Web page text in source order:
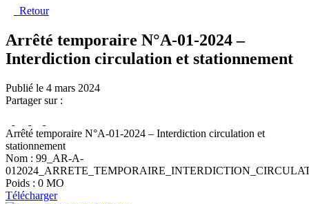
Retour
Arrêté temporaire N°A-01-2024 –
Interdiction circulation et stationnement
Publié le 4 mars 2024
Partager sur :
Arrêté temporaire N°A-01-2024 – Interdiction circulation et
stationnement
Nom : 99_AR-A-
Poids : 0 MO
Télécharger